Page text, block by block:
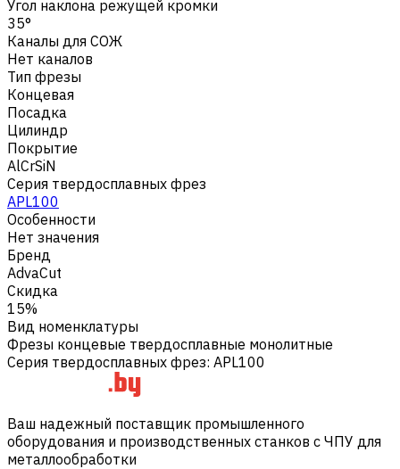
Угол наклона режущей кромки
35°
Каналы для СОЖ
Нет каналов
Тип фрезы
Концевая
Посадка
Цилиндр
Покрытие
AlCrSiN
Серия твердосплавных фрез
APL100
Особенности
Нет значения
Бренд
AdvaCut
Скидка
15%
Вид номенклатуры
Фрезы концевые твердосплавные монолитные
Серия твердосплавных фрез: APL100
Ваш надежный поставщик промышленного
оборудования и производственных станков с ЧПУ для
металлообработки